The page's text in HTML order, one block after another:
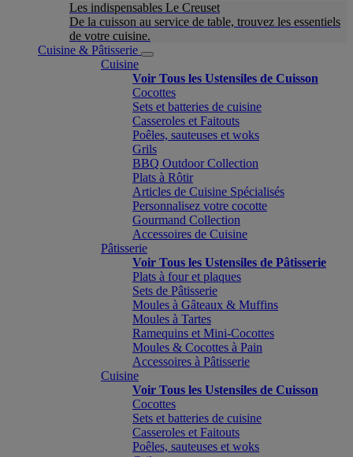
Les indispensables Le Creuset
De la cuisson au service de table, trouvez les essentiels
de votre cuisine.
Cuisine & Pâtisserie
Cuisine
Voir Tous les Ustensiles de Cuisson
Cocottes
Sets et batteries de cuisine
Casseroles et Faitouts
Poêles, sauteuses et woks
Grils
BBQ Outdoor Collection
Plats à Rôtir
Articles de Cuisine Spécialisés
Personnalisez votre cocotte
Gourmand Collection
Accessoires de Cuisine
Pâtisserie
Voir Tous les Ustensiles de Pâtisserie
Plats à four et plaques
Sets de Pâtisserie
Moules à Gâteaux & Muffins
Moules à Tartes
Ramequins et Mini-Cocottes
Moules & Cocottes à Pain
Accessoires à Pâtisserie
Cuisine
Voir Tous les Ustensiles de Cuisson
Cocottes
Sets et batteries de cuisine
Casseroles et Faitouts
Poêles, sauteuses et woks